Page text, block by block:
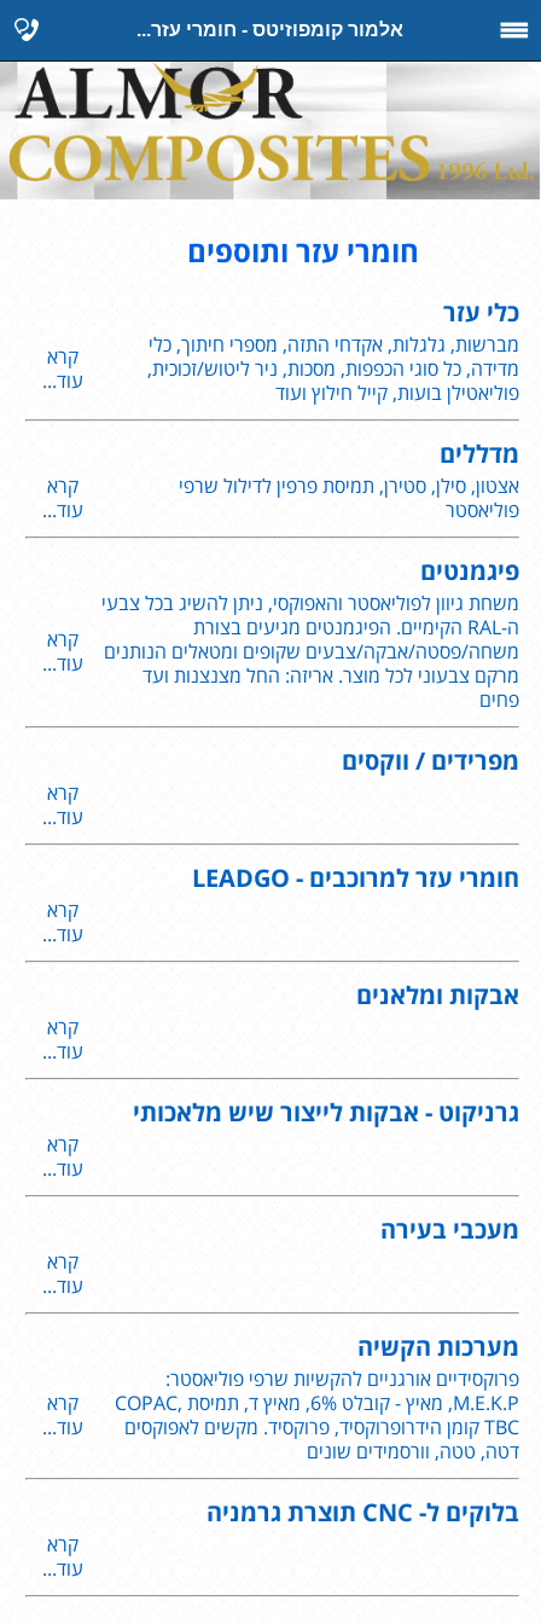
אלמור קומפוזיטס - חומרי עזר...
חומרי עזר ותוספים
כלי עזר
מברשות, גלגלות, אקדחי התזה, מספרי חיתוך, כלי
מדידה, כל סוגי הכפפות, מסכות, ניר ליטוש/זכוכית,
פוליאטילן בועות, קייל חילוץ ועוד
קרא
עוד...
מדללים
אצטון, סילן, סטירן, תמיסת פרפין לדילול שרפי
פוליאסטר
קרא
עוד...
פיגמנטים
משחת גיוון לפוליאסטר והאפוקסי, ניתן להשיג בכל צבעי
ה-RAL הקימיים. הפיגמנטים מגיעים בצורת
משחה/פסטה/אבקה/צבעים שקופים ומטאלים הנותנים
מרקם צבעוני לכל מוצר. אריזה: החל מצנצנות ועד
פחים
קרא
עוד...
מפרידים / ווקסים
קרא
עוד...
חומרי עזר למרוכבים - LEADGO
קרא
עוד...
אבקות ומלאנים
קרא
עוד...
גרניקוט - אבקות לייצור שיש מלאכותי
קרא
עוד...
מעכבי בעירה
קרא
עוד...
מערכות הקשיה
פרוקסידיים אורגניים להקשיות שרפי פוליאסטר:
M.E.K.P, מאיץ - קובלט 6%, מאיץ ד, תמיסת COPAC,
TBC קומן הידרופרוקסיד, פרוקסיד. מקשים לאפוקסים
דטה, טטה, וורסמידים שונים
קרא
עוד...
בלוקים ל- CNC תוצרת גרמניה
קרא
עוד...